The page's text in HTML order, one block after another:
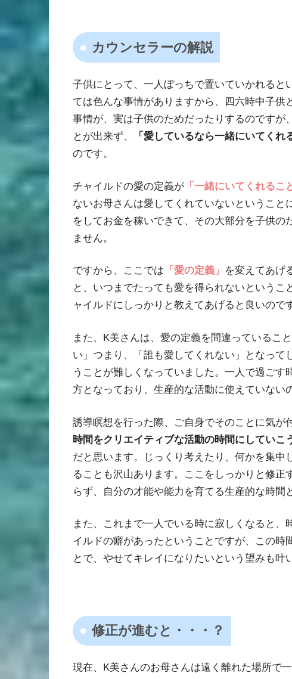
カウンセラーの解説
子供にとって、一人ぼっちで置いていかれると
ては色んな事情がありますから、四六時中子
事情が、実は子供のためだったりするのですが
とが出来ず、
「愛しているなら一緒にいてくれ
のです。
チャイルドの愛の定義が 「一緒にいてくれるこ
ないお母さんは愛してくれていないというこ
をしてお金を稼いできて、その大部分を子供の
ません。
ですから、ここでは 「愛の定義」 を変えてあげ
と、いつまでたっても愛を得られないという
ャイルドにしっかりと教えてあげると良いので
また、K美さんは、愛の定義を間違っているこ
い」つまり、「誰も愛してくれない」となっ
うことが難しくなっていました。一人で過ご
方となっており、生産的な活動に使えていない
誘導瞑想を行った際、ご自身でそのことに気が
時間をクリエイティブな活動の時間にしていこ
だと思います。じっくり考えたり、何かを集
ることも沢山あります。ここをしっかりと修
らず、自分の才能や能力を育てる生産的な時間
また、これまで一人でいる時に寂しくなると
イルドの癖があったということですが、この時
とで、やせてキレイになりたいという望みも叶
修正が進むと・・・？
現在、K美さんのお母さんは遠く離れた場所で